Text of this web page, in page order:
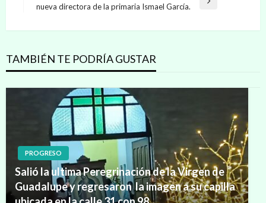
Entrada
nueva directora de la primaria Ismael García.
TAMBIÉN TE PODRÍA GUSTAR
PROGRESO
Salió la ultima Peregrinación de la Virgen de
Guadalupe y regresaron la imagen a su capilla